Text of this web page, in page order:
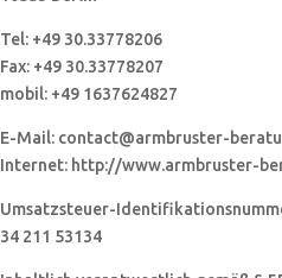
Tel: +49 30.33778206
Fax: +49 30.33778207
mobil: +49 1637624827
E-Mail: contact@armbruster-
Internet: http://www.armbruster-
Umsatzsteuer-
34 211 53134